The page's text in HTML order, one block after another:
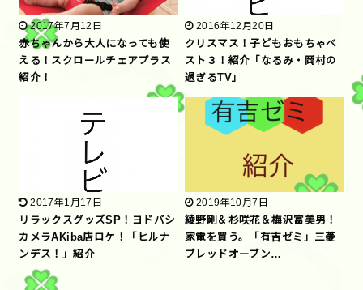
2017年7月12日
赤ちゃんから大人になっても使
える！スクロールチェアプラス
紹介！
2016年12月20日
クリスマス！子どもおもちゃベ
スト３！紹介「なるみ・岡村の
過ぎるTV」
2017年1月17日
リラックスグッズSP！ヨドバシ
カメラAKiba店ロケ！「ヒルナ
ンデス！」紹介
2019年10月7日
綾野剛＆杉咲花＆梅沢富美男！
家電を買う。「有吉ゼミ」三菱
ブレッドオーブン…